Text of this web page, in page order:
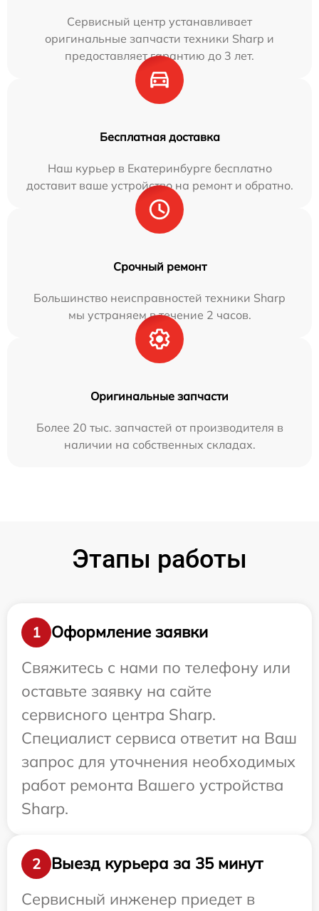
Сервисный центр устанавливает
оригинальные запчасти техники Sharp и
предоставляет гарантию до 3 лет.
Бесплатная доставка
Наш курьер в Екатеринбурге бесплатно
доставит ваше устройство на ремонт и обратно.
Срочный ремонт
Большинство неисправностей техники Sharp
мы устраняем в течение 2 часов.
Оригинальные запчасти
Более 20 тыс. запчастей от производителя в
наличии на собственных складах.
Этапы работы
1
Оформление заявки
Свяжитесь с нами по телефону или
оставьте заявку на сайте
сервисного центра Sharp.
Специалист сервиса ответит на Ваш
запрос для уточнения необходимых
работ ремонта Вашего устройства
Sharp.
2
Выезд курьера за 35 минут
Сервисный инженер приедет в